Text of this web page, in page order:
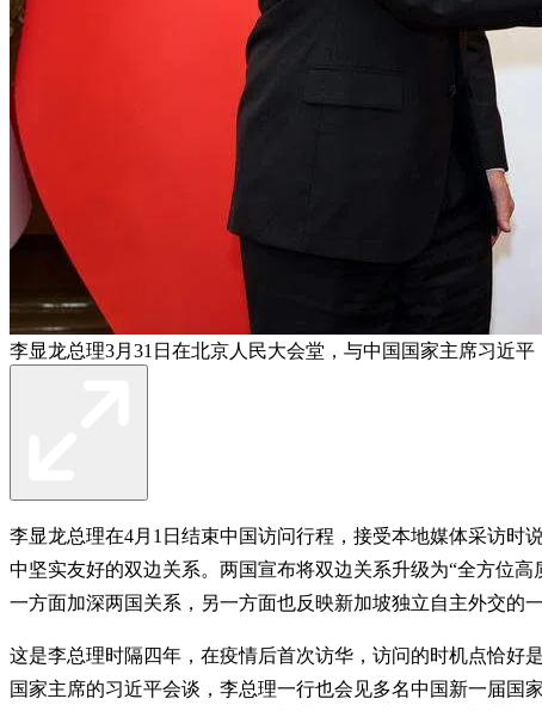
李显龙总理3月31日在北京人民大会堂，与中国国家主席习近平
李显龙总理在4月1日结束中国访问行程，接受本地媒体采访
中坚实友好的双边关系。两国宣布将双边关系升级为“全方位
一方面加深两国关系，另一方面也反映新加坡独立自主外交的一
这是李总理时隔四年，在疫情后首次访华，访问的时机点恰好
国家主席的习近平会谈，李总理一行也会见多名中国新一届